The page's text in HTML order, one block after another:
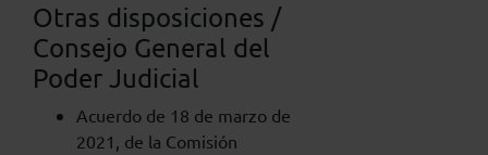
Otras disposiciones /
Consejo General del
Poder Judicial
Acuerdo de 18 de marzo de
2021, de la Comisión